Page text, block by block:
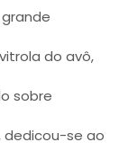
do avô,
sobre
dedicou-se ao